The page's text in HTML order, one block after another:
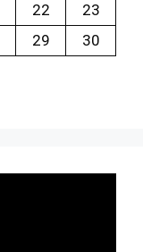
22
23
29 30